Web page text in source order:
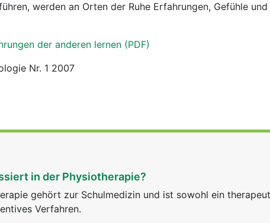
werden an Orten der Ruhe Erfahrungen, Gefühle und
der anderen lernen (PDF)
Nr. 1 2007
in der Physiotherapie?
gehört zur Schulmedizin und ist sowohl ein
Verfahren.